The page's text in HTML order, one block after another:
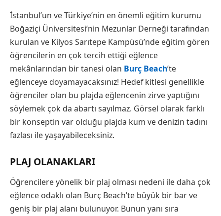
İstanbul’un ve Türkiye’nin en önemli eğitim kurumu
Boğaziçi Üniversitesi’nin Mezunlar Derneği tarafından
kurulan ve Kilyos Sarıtepe Kampüsü’nde eğitim gören
öğrencilerin en çok tercih ettiği eğlence
mekânlarından bir tanesi olan Burç Beach’te
eğlenceye doyamayacaksınız! Hedef kitlesi genellikle
öğrenciler olan bu plajda eğlencenin zirve yaptığını
söylemek çok da abartı sayılmaz. Görsel olarak farklı
bir konseptin var olduğu plajda kum ve denizin tadını
fazlası ile yaşayabileceksiniz.
PLAJ OLANAKLARI
Öğrencilere yönelik bir plaj olması nedeni ile daha çok
eğlence odaklı olan Burç Beach’te büyük bir bar ve
geniş bir plaj alanı bulunuyor. Bunun yanı sıra